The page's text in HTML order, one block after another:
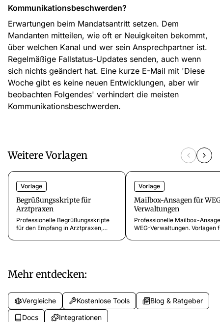
Kommunikationsbeschwerden?
Erwartungen beim Mandatsantritt setzen. Dem
Mandanten mitteilen, wie oft er Neuigkeiten bekommt,
über welchen Kanal und wer sein Ansprechpartner ist.
Regelmäßige Fallstatus-Updates senden, auch wenn
sich nichts geändert hat. Eine kurze E-Mail mit 'Diese
Woche gibt es keine neuen Entwicklungen, aber wir
beobachten Folgendes' verhindert die meisten
Kommunikationsbeschwerden.
Weitere Vorlagen
Vorlage
Begrüßungsskripte für
Arztpraxen
Professionelle Begrüßungsskripte
für den Empfang in Arztpraxen,
Vorlage
Mailbox-Ansagen für
Verwaltungen
Professionelle Mailbox-
WEG-Verwaltungen. Vorlagen
Mehr entdecken:
Vergleiche Kostenlose Tools
Blog & Ratgeber
Docs
Integrationen